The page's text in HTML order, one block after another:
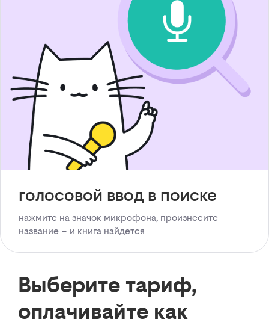
голосовой ввод в поиске
нажмите на значок микрофона, произнесите
название – и книга найдется
Выберите тариф,
оплачивайте как